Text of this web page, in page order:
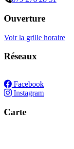
Ouverture
Voir la grille horaire
Réseaux
Facebook
Instagram
Carte